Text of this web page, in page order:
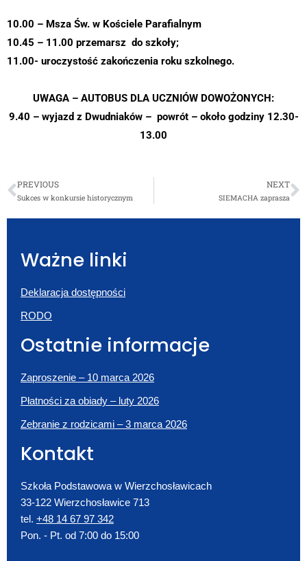
10.00 – Msza Św. w Kościele Parafialnym
10.45 – 11.00 przemarsz do szkoły;
11.00- uroczystość zakończenia roku szkolnego.
UWAGA – AUTOBUS DLA UCZNIÓW DOWOŻONYCH:
9.40 – wyjazd z Dwudniaków – powrót – około godziny 12.30-
13.00
PREVIOUS
Sukces w konkursie historycznym
NEXT
SIEMACHA zaprasza
Ważne linki
Deklaracja dostępności
RODO
Ostatnie informacje
Zaproszenie – 10 marca 2026
Płatności za obiady – luty 2026
Zebranie z rodzicami – 3 marca 2026
Kontakt
Szkoła Podstawowa w Wierzchosławicach
33-122 Wierzchosławice 713
tel. +48 14 67 97 342
Pon. - Pt. od 7:00 do 15:00